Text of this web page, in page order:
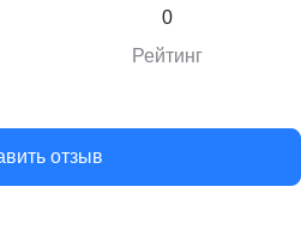
0
Рейтинг
отзыв